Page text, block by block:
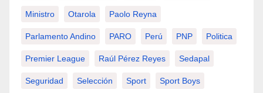
Ministro Otarola Paolo Reyna
Parlamento Andino PARO Perú PNP Politica
Premier League Raúl Pérez Reyes Sedapal
Seguridad Selección Sport Sport Boys